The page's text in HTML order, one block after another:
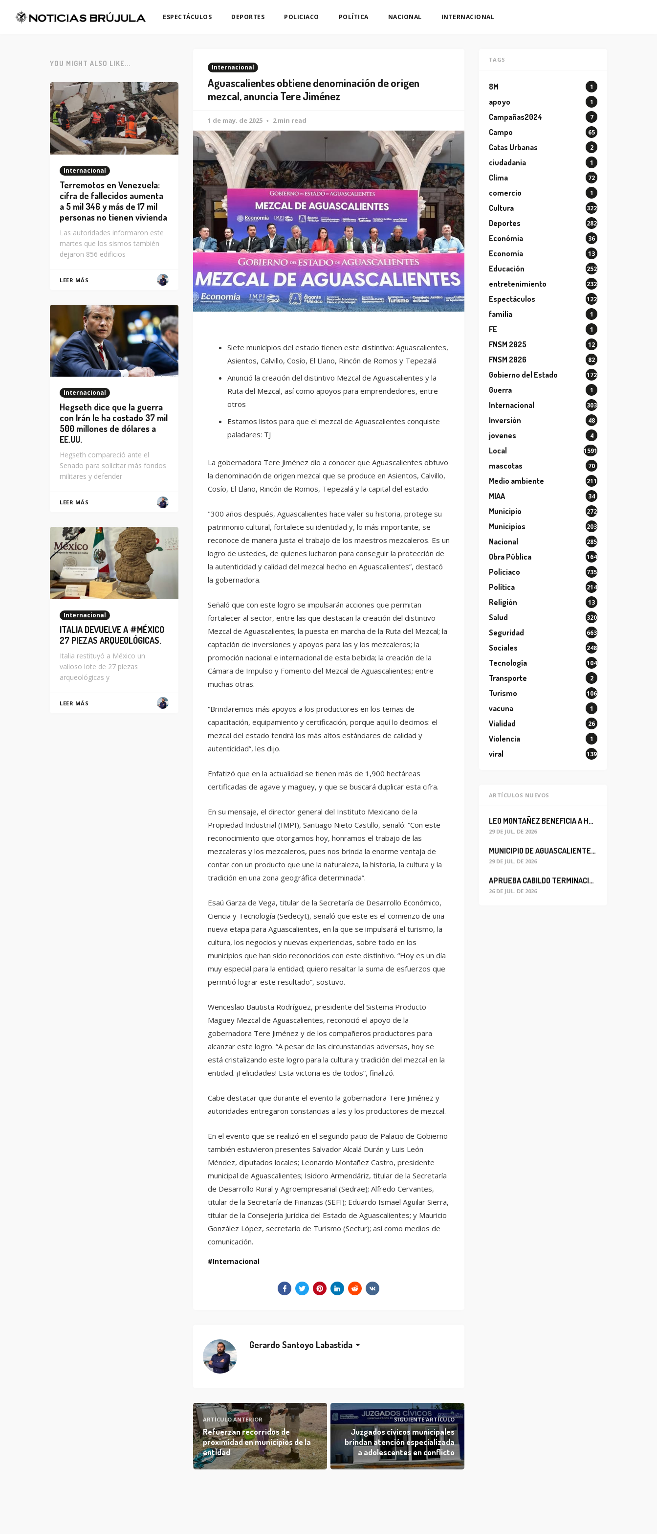
ESPECTÁCULOS DEPORTES POLICIACO POLÍTICA NACIONAL INTERNACIONAL
Internacional
Aguascalientes obtiene denominación de origen
mezcal, anuncia Tere Jiménez
1 de may. de 2025 2 min read
Siete municipios del estado tienen este distintivo: Aguascalientes,
Asientos, Calvillo, Cosío, El Llano, Rincón de Romos y Tepezalá
Anunció la creación del distintivo Mezcal de Aguascalientes y la
Ruta del Mezcal, así como apoyos para emprendedores, entre
otros
Estamos listos para que el mezcal de Aguascalientes conquiste
paladares: TJ
La gobernadora Tere Jiménez dio a conocer que Aguascalientes obtuvo
la denominación de origen mezcal que se produce en Asientos, Calvillo,
Cosío, El Llano, Rincón de Romos, Tepezalá y la capital del estado.
"300 años después, Aguascalientes hace valer su historia, protege su
patrimonio cultural, fortalece su identidad y, lo más importante, se
reconoce de manera justa el trabajo de los maestros mezcaleros. Es un
logro de ustedes, de quienes lucharon para conseguir la protección de
la autenticidad y calidad del mezcal hecho en Aguascalientes”, destacó
la gobernadora.
Señaló que con este logro se impulsarán acciones que permitan
fortalecer al sector, entre las que destacan la creación del distintivo
Mezcal de Aguascalientes; la puesta en marcha de la Ruta del Mezcal; la
captación de inversiones y apoyos para las y los mezcaleros; la
promoción nacional e internacional de esta bebida; la creación de la
Cámara de Impulso y Fomento del Mezcal de Aguascalientes; entre
muchas otras.
“Brindaremos más apoyos a los productores en los temas de
capacitación, equipamiento y certificación, porque aquí lo decimos: el
mezcal del estado tendrá los más altos estándares de calidad y
autenticidad”, les dijo.
Enfatizó que en la actualidad se tienen más de 1,900 hectáreas
certificadas de agave y maguey, y que se buscará duplicar esta cifra.
En su mensaje, el director general del Instituto Mexicano de la
Propiedad Industrial (IMPI), Santiago Nieto Castillo, señaló: “Con este
reconocimiento que otorgamos hoy, honramos el trabajo de las
mezcaleras y los mezcaleros, pues nos brinda la enorme ventaja de
contar con un producto que une la naturaleza, la historia, la cultura y la
tradición en una zona geográfica determinada”.
Esaú Garza de Vega, titular de la Secretaría de Desarrollo Económico,
Ciencia y Tecnología (Sedecyt), señaló que este es el comienzo de una
nueva etapa para Aguascalientes, en la que se impulsará el turismo, la
cultura, los negocios y nuevas experiencias, sobre todo en los
municipios que han sido reconocidos con este distintivo. “Hoy es un día
muy especial para la entidad; quiero resaltar la suma de esfuerzos que
permitió lograr este resultado”, sostuvo.
Wenceslao Bautista Rodríguez, presidente del Sistema Producto
Maguey Mezcal de Aguascalientes, reconoció el apoyo de la
gobernadora Tere Jiménez y de los compañeros productores para
alcanzar este logro. “A pesar de las circunstancias adversas, hoy se
está cristalizando este logro para la cultura y tradición del mezcal en la
entidad. ¡Felicidades! Esta victoria es de todos”, finalizó.
Cabe destacar que durante el evento la gobernadora Tere Jiménez y
autoridades entregaron constancias a las y los productores de mezcal.
En el evento que se realizó en el segundo patio de Palacio de Gobierno
también estuvieron presentes Salvador Alcalá Durán y Luis León
Méndez, diputados locales; Leonardo Montañez Castro, presidente
municipal de Aguascalientes; Isidoro Armendáriz, titular de la Secretaría
de Desarrollo Rural y Agroempresarial (Sedrae); Alfredo Cervantes,
titular de la Secretaría de Finanzas (SEFI); Eduardo Ismael Aguilar Sierra,
titular de la Consejería Jurídica del Estado de Aguascalientes; y Mauricio
González López, secretario de Turismo (Sectur); así como medios de
comunicación.
Internacional
Gerardo Santoyo Labastida
ARTÍCULO ANTERIOR
Refuerzan recorridos de
proximidad en municipios de la
entidad
SIGUIENTE ARTÍCULO
Juzgados cívicos municipales
brindan atención especializada
a adolescentes en conflicto
YOU MIGHT ALSO LIKE...
Internacional
Terremotos en Venezuela:
cifra de fallecidos aumenta
a 5 mil 346 y más de 17 mil
personas no tienen vivienda
Las autoridades informaron este
martes que los sismos también
dejaron 856 edificios
LEER MÁS
Internacional
Hegseth dice que la guerra
con Irán le ha costado 37 mil
500 millones de dólares a
EE.UU.
Hegseth compareció ante el
Senado para solicitar más fondos
militares y defender
LEER MÁS
Internacional
ITALIA DEVUELVE A #MÉXICO
27 PIEZAS ARQUEOLÓGICAS.
Italia restituyó a México un
valioso lote de 27 piezas
arqueológicas y
LEER MÁS
TAGS
8M 1
apoyo 1
Campañas2024 7
Campo 65
Catas Urbanas 2
ciudadania 1
Clima 72
comercio 1
Cultura 322
Deportes 282
Económia 36
Economía 13
Educación 252
entretenimiento 232
Espectáculos 122
familia 1
FE 1
FNSM 2025 12
FNSM 2026 82
Gobierno del Estado 172
Guerra 1
Internacional 303
Inversión 48
jovenes 4
Local 1591
mascotas 70
Medio ambiente 211
MIAA 34
Municipio 272
Municipios 203
Nacional 285
Obra Pública 164
Policiaco 735
Política 214
Religión 13
Salud 320
Seguridad 663
Sociales 248
Tecnología 104
Transporte 2
Turismo 106
vacuna 1
Vialidad 26
Violencia 1
viral 139
ARTÍCULOS NUEVOS
LEO MONTAÑEZ BENEFICIA A HABITANTES DEL BARRIO DE LA SALUD CON MEJORA DEL ALCANTARILLADO SANITARIO
29 DE JUL. DE 2026
MUNICIPIO DE AGUASCALIENTES REABRE CIRCULACIÓN VEHICULAR EN LA CALLE JOSEFA ORTIZ DE DOMÍNGUEZ
29 DE JUL. DE 2026
APRUEBA CABILDO TERMINACIÓN ANTICIPADA DEL CONTRATO PARA EL PROYECTO DE MODERNIZACIÓN DEL SISTEMA DE ALUMBRADO
26 DE JUL. DE 2026